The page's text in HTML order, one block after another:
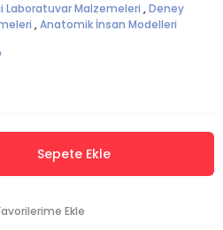
Laboratuvar Malzemeleri ,Deney
,Anatomik İnsan Modelleri
Sepete Ekle